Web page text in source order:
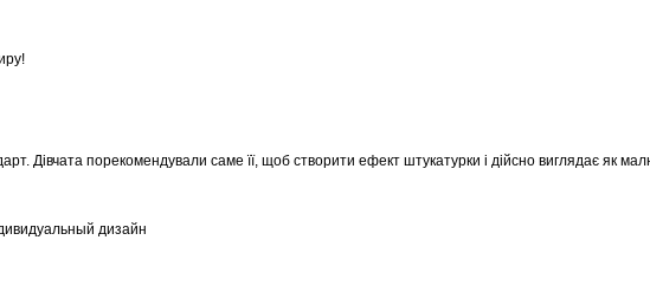
Дівчата порекомендували саме її, щоб створити ефект штукатурки і дійсно виглядає як
дизайн